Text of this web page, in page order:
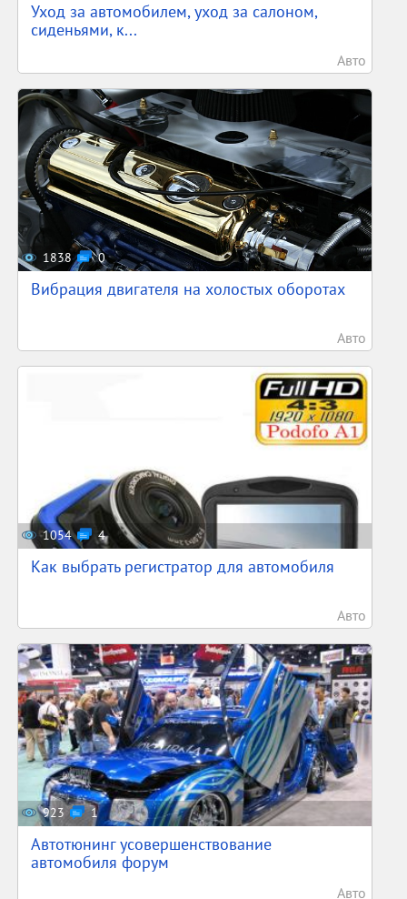
Уход за автомобилем, уход за салоном,
сиденьями, к...
Авто
1838 0
Вибрация двигателя на холостых оборотах
Авто
1054 4
Как выбрать регистратор для автомобиля
Авто
923 1
Автотюнинг усовершенствование
автомобиля форум
Авто